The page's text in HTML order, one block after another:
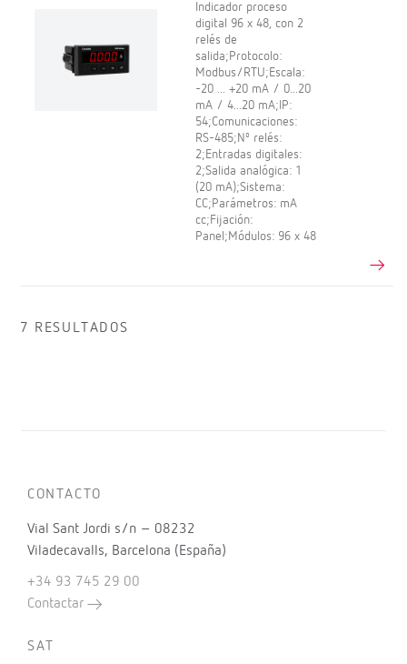
Indicador proceso
digital 96 x 48, con 2
relés de
salida;Protocolo:
Modbus/RTU;Escala:
-20 ... +20 mA / 0...20
mA / 4...20 mA;IP:
54;Comunicaciones:
RS-485;Nº relés:
2;Entradas digitales:
2;Salida analógica: 1
(20 mA);Sistema:
CC;Parámetros: mA
cc;Fijación:
Panel;Módulos: 96 x 48
7 RESULTADOS
CONTACTO
Vial Sant Jordi s/n – 08232
Viladecavalls, Barcelona (España)
+34 93 745 29 00
Contactar
SAT